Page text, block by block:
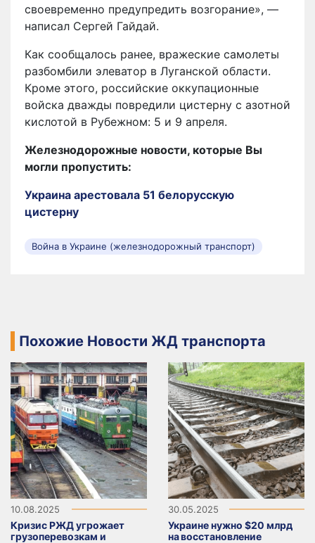
своевременно предупредить возгорание», —
написал Сергей Гайдай.
Как сообщалось ранее, вражеские самолеты
разбомбили элеватор в Луганской области.
Кроме этого, российские оккупационные
войска дважды повредили цистерну с азотной
кислотой в Рубежном: 5 и 9 апреля.
Железнодорожные новости, которые Вы
могли пропустить:
Украина арестовала 51 белорусскую
цистерну
Война в Украине (железнодорожный транспорт)
Похожие Новости ЖД транспорта
10.08.2025
Кризис РЖД угрожает
грузоперевозкам и
30.05.2025
Украине нужно $20 млрд
на восстановление